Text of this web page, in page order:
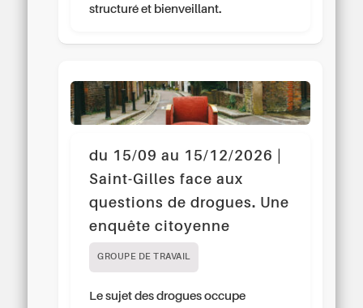
structuré et bienveillant.
du 15/09 au 15/12/2026 |
Saint-Gilles face aux
questions de drogues. Une
enquête citoyenne
GROUPE DE TRAVAIL
Le sujet des drogues occupe